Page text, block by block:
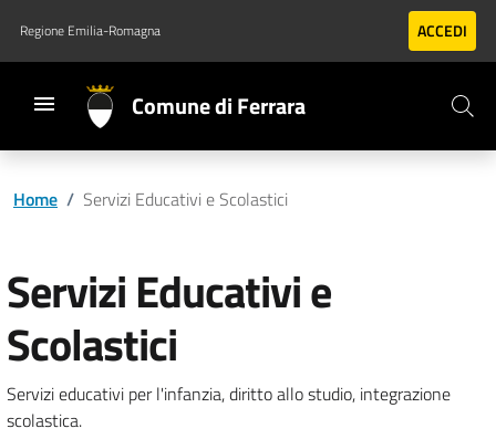
Vai al contenuto principale
Vai al footer
Regione Emilia-Romagna ACCEDI
Comune di Ferrara
Home / Servizi Educativi e Scolastici
Servizi Educativi e
Scolastici
Servizi educativi per l'infanzia, diritto allo studio, integrazione
scolastica.